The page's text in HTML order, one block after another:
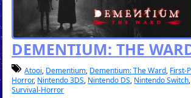
DEMENTIUM: THE
Atooi, Dementium, Dementium: The Ward, First-
Horror, Nintendo 3DS, Nintendo DS, Nintendo Switch,
Survival-Horror